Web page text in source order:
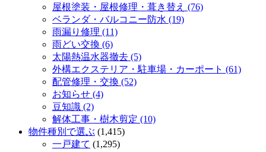
屋根塗装・屋根修理・葺き替え (76)
ベランダ・バルコニー防水 (19)
雨漏り修理 (11)
雨どい交換 (6)
太陽熱温水器撤去 (5)
外構エクステリア・駐車場・カーポート (61)
配管修理・交換 (52)
お知らせ (4)
豆知識 (2)
解体工事・樹木剪定 (10)
物件種別で選ぶ (1,415)
一戸建て (1,295)